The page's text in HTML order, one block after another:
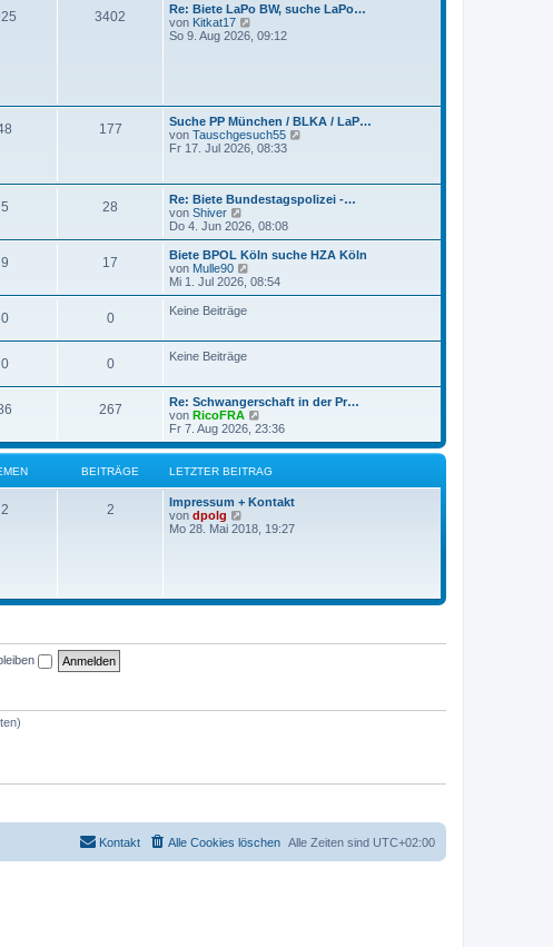
B
e
i
3402
Re: Biete LaPo BW, suche LaPo…
von Kitkat17
e
B
e
i
r
a
g
So 9. Aug 2026, 09:12
177
Suche PP München / BLKA / LaP…
von Tauschgesuch55
s
t
B
e
r
Fr 17. Jul 2026, 08:33
5 28
Re: Biete Bundestagspolizei -…
von Shiver
e
u
e
s
t
e
B
i
t
a
g
Do 4. Jun 2026, 08:08
9 17
Biete BPOL Köln suche HZA Köln
von Mulle90
e
u
e
i
t
a
g
Mi 1. Jul 2026, 08:54
0 0 Keine Beiträge
0 0 Keine Beiträge
267
Re: Schwangerschaft in der Pr…
von RicoFRA
e
u
e
s
r
e
g
Fr 7. Aug 2026, 23:36
BEITRÄGE LETZTER BEITRAG
2 2
Impressum + Kontakt
von dpolg
e
r
i
Mo 28. Mai 2018, 19:27
Alle Zeiten sind UTC+02:00
Alle Cookies löschen
Kontakt